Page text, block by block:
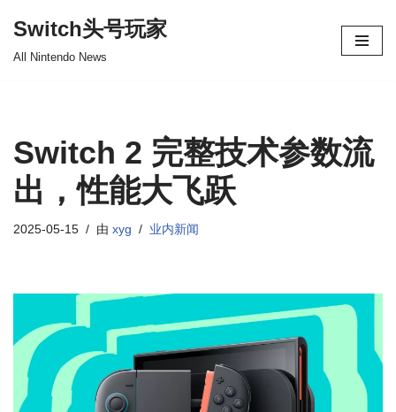
Switch头号玩家
All Nintendo News
Switch 2 完整技术参数流
出，性能大飞跃
2025-05-15 由 xyg 业内新闻